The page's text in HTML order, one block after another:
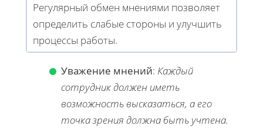
Регулярный обмен мнениями позволяет
определить слабые стороны и улучшить
процессы работы.
Уважение мнений: Каждый
сотрудник должен иметь
возможность высказаться, а его
точка зрения должна быть учтена.